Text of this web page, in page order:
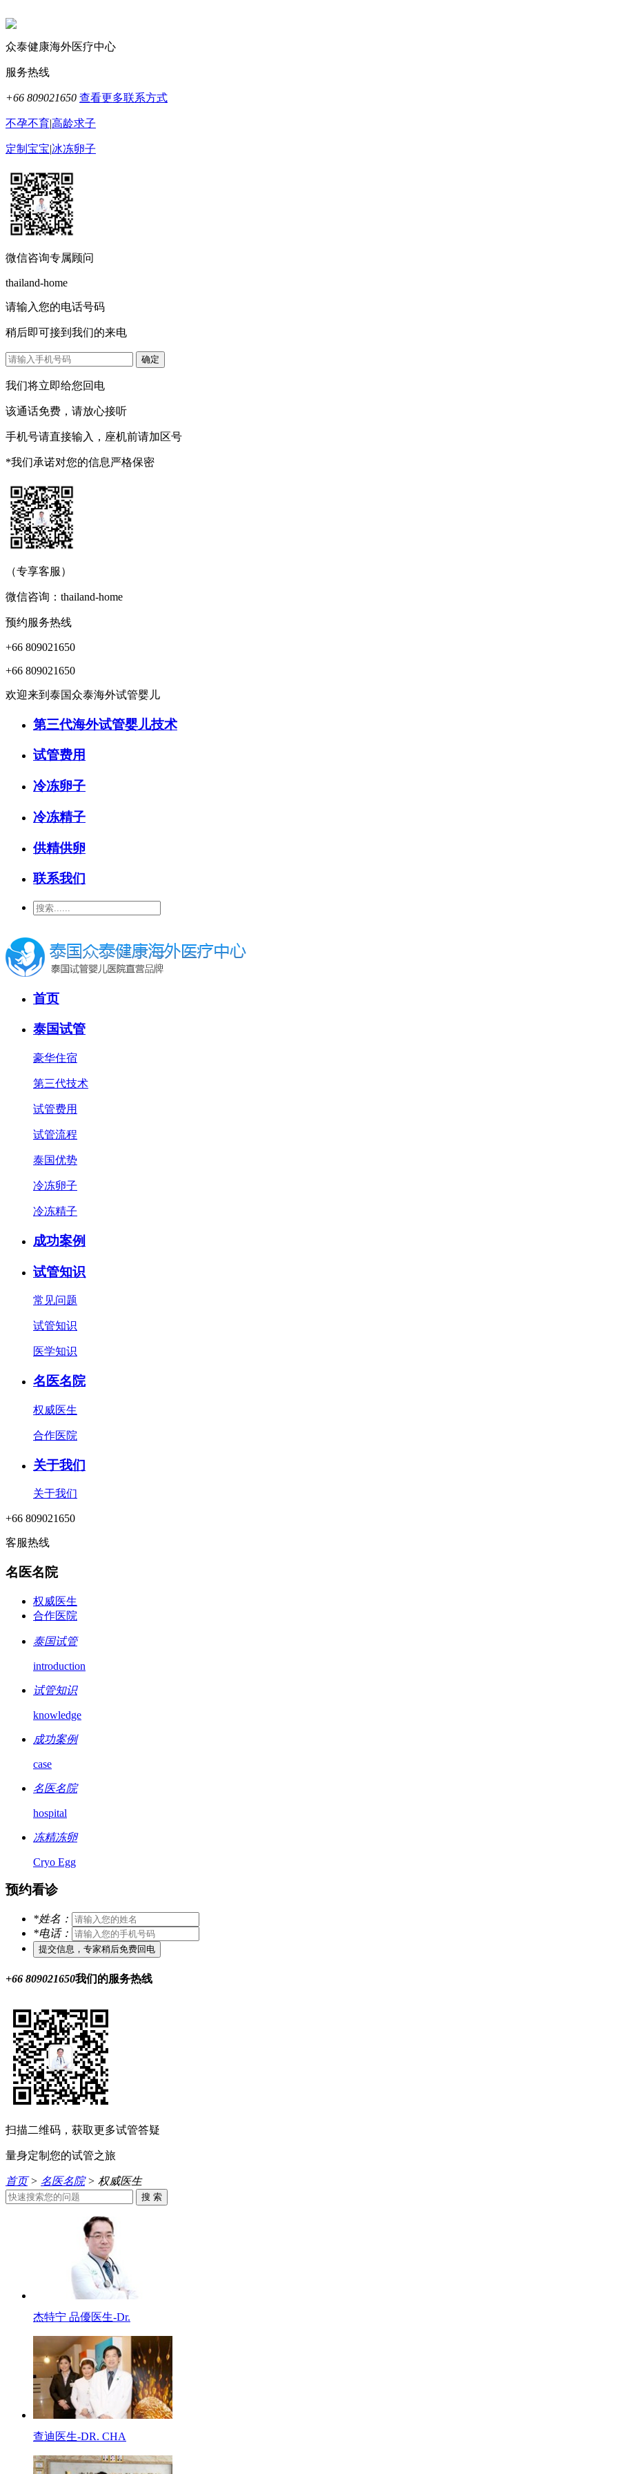
众泰健康海外医疗中心
服务热线
+66 809021650 查看更多联系方式
不孕不育|高龄求子
定制宝宝|冰冻卵子
微信咨询专属顾问
thailand-home
请输入您的电话号码
稍后即可接到我们的来电
我们将立即给您回电
该通话免费，请放心接听
手机号请直接输入，座机前请加区号
*我们承诺对您的信息严格保密
（专享客服）
微信咨询：thailand-home
预约服务热线
+66 809021650
+66 809021650
欢迎来到泰国众泰海外试管婴儿
第三代海外试管婴儿技术
试管费用
冷冻卵子
冷冻精子
供精供卵
联系我们
首页
泰国试管
豪华住宿
第三代技术
试管费用
试管流程
泰国优势
冷冻卵子
冷冻精子
成功案例
试管知识
常见问题
试管知识
医学知识
名医名院
权威医生
合作医院
关于我们
关于我们
+66 809021650
客服热线
名医名院
权威医生
合作医院
泰国试管
introduction
试管知识
knowledge
成功案例
case
名医名院
hospital
冻精冻卵
Cryo Egg
预约看诊
*姓名：
*电话：
+66 809021650我们的服务热线
扫描二维码，获取更多试管答疑
量身定制您的试管之旅
首页> 名医名院> 权威医生
杰特宁 品優医生-Dr.
查迪医生-DR. CHA